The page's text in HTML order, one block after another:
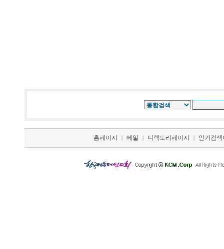
홈페이지 | 메일 | 디렉토리페이지 | 인기검색